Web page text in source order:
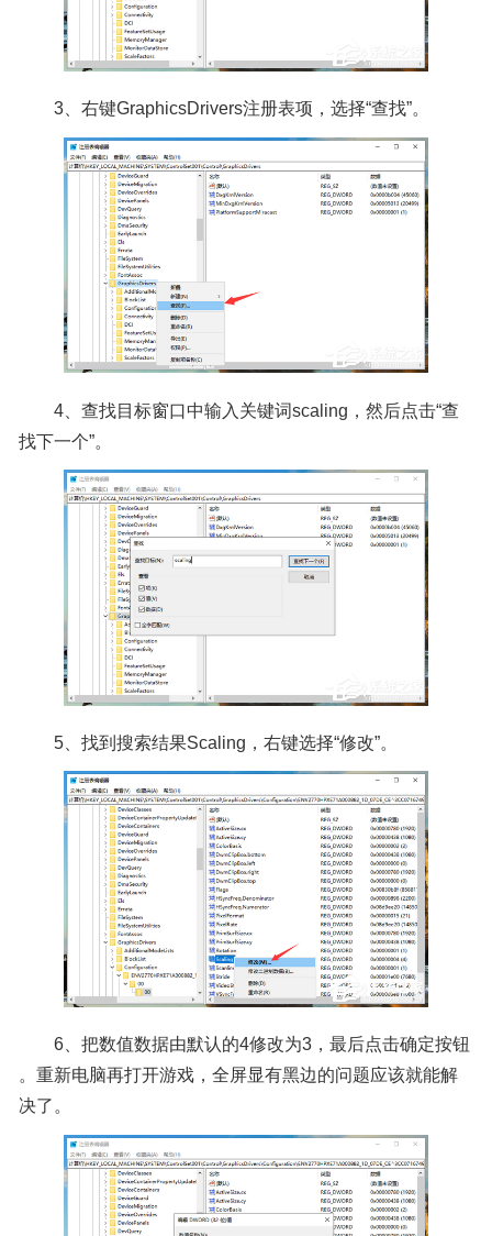
3、右键GraphicsDrivers注册表项，选择“查找”。
4、查找目标窗口中输入关键词scaling，然后点击“查
找下一个”。
5、找到搜索结果Scaling，右键选择“修改”。
6、把数值数据由默认的4修改为3，最后点击确定按钮
。重新电脑再打开游戏，全屏显有黑边的问题应该就能解
决了。